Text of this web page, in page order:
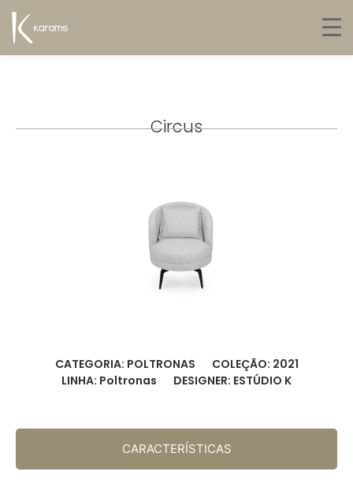
Circus
CATEGORIA: POLTRONAS
COLEÇÃO: 2021
LINHA: Poltronas
DESIGNER: ESTÚDIO K
CARACTERÍSTICAS